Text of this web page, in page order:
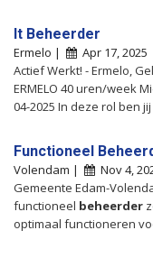
It Beheerder
Ermelo | Apr 17, 2025
Actief Werkt! - Ermelo,
ERMELO 40 uren/week
04-2025 In deze rol ben jij
Functioneel
Volendam |
Nov 4,
Gemeente Edam-
functioneel beheerder
optimaal functioneren